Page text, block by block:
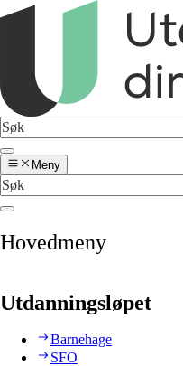
Meny
Hovedmeny
Utdanningsløpet
Barnehage
SFO